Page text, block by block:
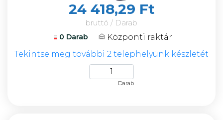
24 418,29 Ft
bruttó / Darab
0 Darab
Központi raktár
Tekintse meg további 2 telephelyünk készletét
Darab